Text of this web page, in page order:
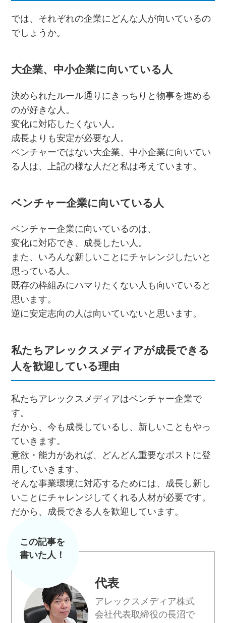
では、それぞれの企業にどんな人が向いているの
でしょうか。
大企業、中小企業に向いている人
決められたルール通りにきっちりと物事を進める
のが好きな人。
変化に対応したくない人。
成長よりも安定が必要な人。
ベンチャーではない大企業、中小企業に向いてい
る人は、上記の様な人だと私は考えています。
ベンチャー企業に向いている人
ベンチャー企業に向いているのは、
変化に対応でき、成長したい人。
また、いろんな新しいことにチャレンジしたいと
思っている人。
既存の枠組みにハマりたくない人も向いていると
思います。
逆に安定志向の人は向いていないと思います。
私たちアレックスメディアが成長できる
人を歓迎している理由
私たちアレックスメディアはベンチャー企業で
す。
だから、今も成長しているし、新しいこともやっ
ていきます。
意欲・能力があれば、どんどん重要なポストに登
用していきます。
そんな事業環境に対応するためには、成長し新し
いことにチャレンジしてくれる人材が必要です。
だから、成長できる人を歓迎しています。
この記事を
書いた人！
代表
アレックスメディア株式
会社代表取締役の長沼で